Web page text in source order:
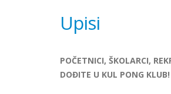
Upisi
POČETNICI, ŠKOLARCI,
DOĐITE U KUL PONG KLUB!